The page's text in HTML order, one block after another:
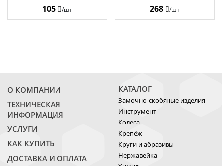
105 /шт 268 /шт
О КОМПАНИИ
ТЕХНИЧЕСКАЯ
ИНФОРМАЦИЯ
УСЛУГИ
КАК КУПИТЬ
ДОСТАВКА И ОПЛАТА
КАТАЛОГ
Замочно-скобяные изделия
Инструмент
Колеса
Крепёж
Круги и абразивы
Нержавейка